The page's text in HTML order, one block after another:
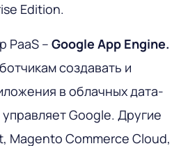
Edition.
PaaS – Google App Engine.
создавать и
в облачных дата-
Google. Другие
Magento Commerce Cloud,